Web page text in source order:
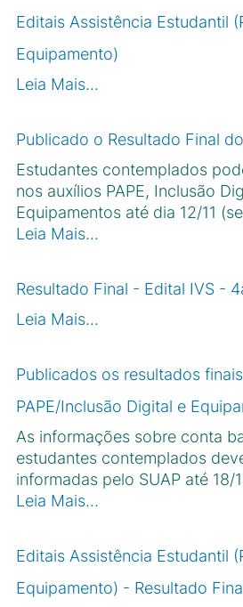
Editais Assistência Estudantil
Equipamento)
Leia Mais…
Publicado o Resultado Final
Estudantes contemplados
nos auxílios PAPE, Inclusão
Equipamentos até dia 12/11
Leia Mais…
Resultado Final - Edital IVS -
Leia Mais…
Publicados os resultados
PAPE/Inclusão Digital e
As informações sobre conta
estudantes contemplados
informadas pelo SUAP até 18/
Leia Mais…
Editais Assistência Estudantil
Equipamento) - Resultado